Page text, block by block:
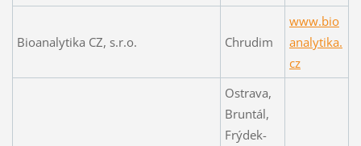
Bioanalytika CZ, s.r.o. Chrudim
www.bio
analytika.
cz
Ostrava,
Bruntál,
Frýdek-